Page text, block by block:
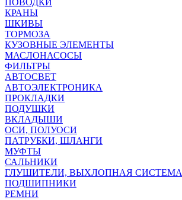
ПОВОДКИ
КРАНЫ
ШКИВЫ
ТОРМОЗА
КУЗОВНЫЕ ЭЛЕМЕНТЫ
МАСЛОНАСОСЫ
ФИЛЬТРЫ
АВТОСВЕТ
АВТОЭЛЕКТРОНИКА
ПРОКЛАДКИ
ПОДУШКИ
ВКЛАДЫШИ
ОСИ, ПОЛУОСИ
ПАТРУБКИ, ШЛАНГИ
МУФТЫ
САЛЬНИКИ
ГЛУШИТЕЛИ, ВЫХЛОПНАЯ СИСТЕМА
ПОДШИПНИКИ
РЕМНИ